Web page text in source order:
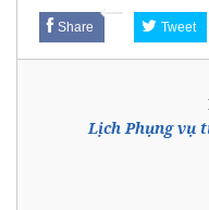
Share Tweet
Lịch Phụng vụ